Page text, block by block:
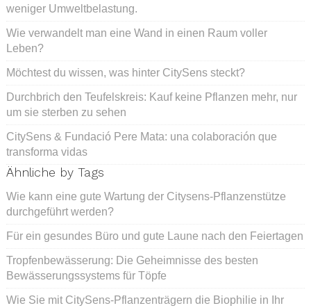
weniger Umweltbelastung.
Wie verwandelt man eine Wand in einen Raum voller
Leben?
Möchtest du wissen, was hinter CitySens steckt?
Durchbrich den Teufelskreis: Kauf keine Pflanzen mehr, nur
um sie sterben zu sehen
CitySens & Fundació Pere Mata: una colaboración que
transforma vidas
Ähnliche by Tags
Wie kann eine gute Wartung der Citysens-Pflanzenstütze
durchgeführt werden?
Für ein gesundes Büro und gute Laune nach den Feiertagen
Tropfenbewässerung: Die Geheimnisse des besten
Bewässerungssystems für Töpfe
Wie Sie mit CitySens-Pflanzenträgern die Biophilie in Ihr